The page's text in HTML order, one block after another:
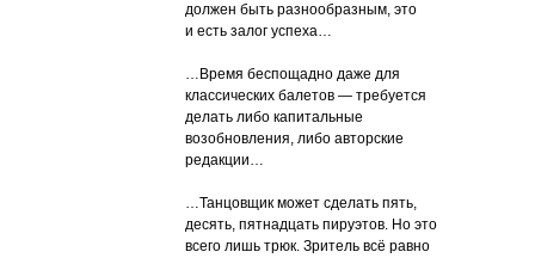
должен быть разнообразным, это
и есть залог успеха…
…Время беспощадно даже для
классических балетов — требуется
делать либо капитальные
возобновления, либо авторские
редакции…
…Танцовщик может сделать пять,
десять, пятнадцать пируэтов. Но это
всего лишь трюк. Зритель всё равно